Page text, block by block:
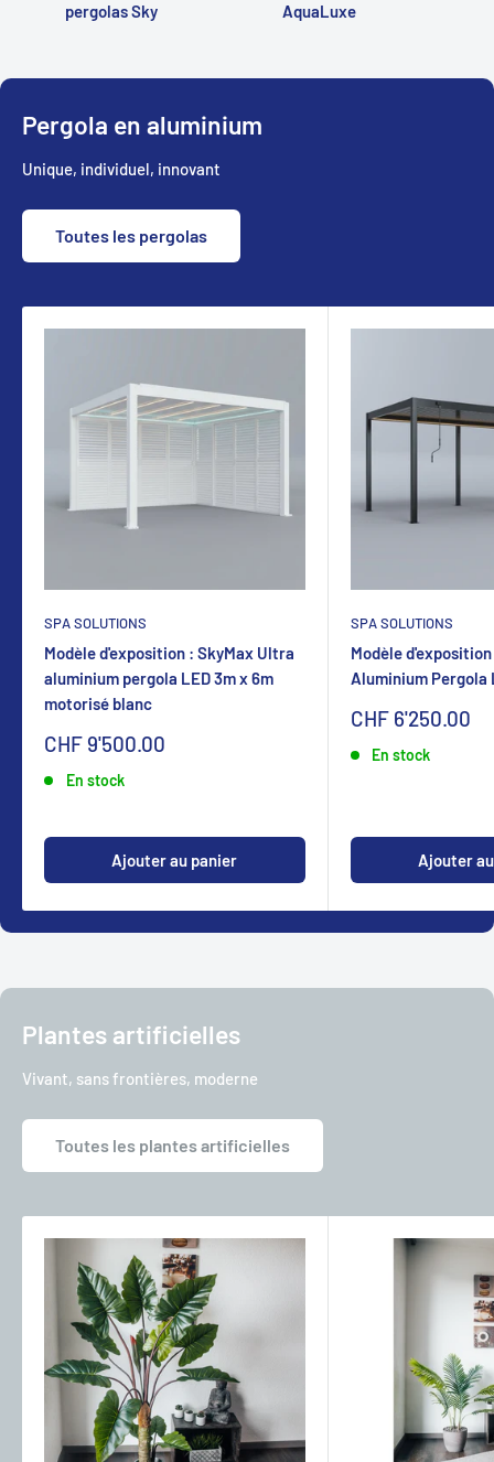
pergolas Sky
AquaLuxe
Pergola en aluminium
Unique, individuel, innovant
Toutes les pergolas
SPA SOLUTIONS
Modèle d'exposition : SkyMax Ultra
aluminium pergola LED 3m x 6m
motorisé blanc
Sonderpreis
CHF 9'500.00
En stock
Ajouter au panier
SPA SOLUTIONS
Modèle
Aluminium Pergola
Sonderpreis
CHF 6'250.00
En stock
Ajouter
Plantes artificielles
Vivant, sans frontières, moderne
Toutes les plantes artificielles